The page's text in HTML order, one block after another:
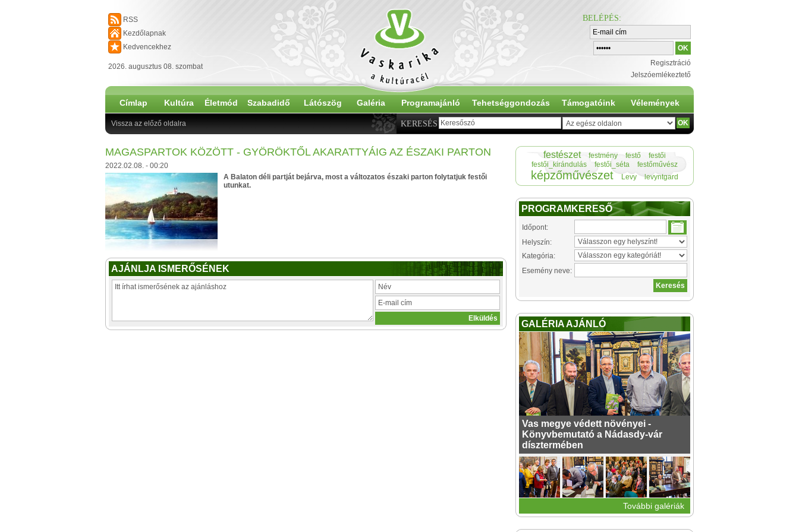
RSS
Kezdőlapnak
Kedvencekhez
2026. augusztus 08. szombat
BELÉPÉS:
Regisztráció
Jelszóemlékeztető
Címlap Kultúra Életmód Szabadidő Látószög Galéria Programajánló Tehetséggondozás Támogatóink Vélemények
KERESÉS
Vissza az előző oldalra
MAGASPARTOK KÖZÖTT - GYÖRÖKTŐL AKARATTYÁIG AZ ÉSZAKI PARTON
2022.02.08. - 00:20
A Balaton déli partját bejárva, most a változatos északi parton folytatjuk festői
utunkat.
AJÁNLJA ISMERŐSÉNEK
festészet festmény festő
festői
festői_kirándulás
festői_séta festőművész
képzőművészet Levy levyntgard
PROGRAMKERESŐ
Időpont:
Helyszín:
Kategória:
Esemény neve:
GALÉRIA AJÁNLÓ
Vas megye védett növényei -
Könyvbemutató a Nádasdy-vár
dísztermében
További galériák